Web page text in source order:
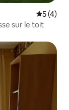
5 (4)
sur le toit